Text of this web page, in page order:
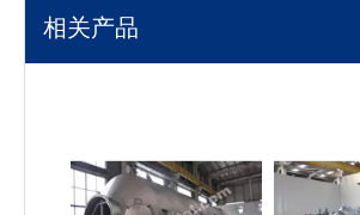
相关产品
N02201降膜蒸发器